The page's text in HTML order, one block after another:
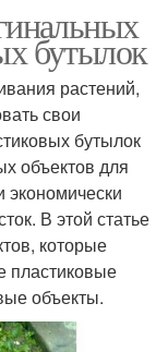
бутылок
растений,
свои
бутылок
объектов для
экономически
В этой статье
которые
пластиковые
объекты.